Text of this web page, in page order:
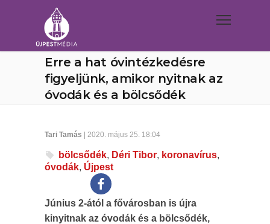
Erre a hat óvintézkedésre
figyeljünk, amikor nyitnak az
óvodák és a bölcsődék
Tari Tamás | 2020. május 25. 18:04
bölcsődék, Déri Tibor, koronavírus,
óvodák, Újpest
Június 2-ától a fővárosban is újra
kinyitnak az óvodák és a bölcsődék,